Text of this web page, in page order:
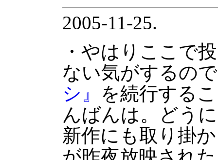
2005-11-25.
・やはりここで
ない気がするの
シ』 を続行する
んばんは。どう
新作にも取り掛